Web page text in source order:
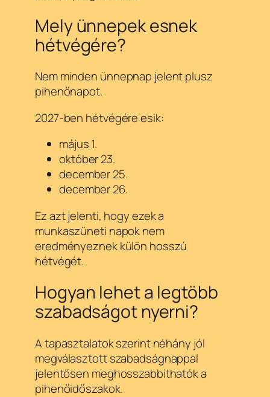
Mely ünnepek esnek
hétvégére?
Nem minden ünnepnap jelent plusz
pihenőnapot.
2027-ben hétvégére esik:
május 1.
október 23.
december 25.
december 26.
Ez azt jelenti, hogy ezek a
munkaszüneti napok nem
eredményeznek külön hosszú
hétvégét.
Hogyan lehet a legtöbb
szabadságot nyerni?
A tapasztalatok szerint néhány jól
megválasztott szabadságnappal
jelentősen meghosszabbíthatók a
pihenőidőszakok.